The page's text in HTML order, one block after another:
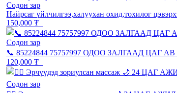
Содон зар
Найрсаг үйлчилгээ,халуухан охид,тохилог
150,000 ₮
Содон зар
📞 85224844 75757997 ОДОО ЗАЛГААД ЦАГ АВ
120,000 ₮
Содон зар